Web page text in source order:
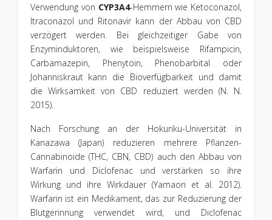
Verwendung von CYP3A4-Hemmern wie Ketoconazol,
Itraconazol und Ritonavir kann der Abbau von CBD
verzögert werden. Bei gleichzeitiger Gabe von
Enzyminduktoren, wie beispielsweise Rifampicin,
Carbamazepin, Phenytoin, Phenobarbital oder
Johanniskraut kann die Bioverfügbarkeit und damit
die Wirksamkeit von CBD reduziert werden (N. N.
2015).
Nach Forschung an der Hokuriku-Universität in
Kanazawa (Japan) reduzieren mehrere Pflanzen-
Cannabinoide (THC, CBN, CBD) auch den Abbau von
Warfarin und Diclofenac und verstärken so ihre
Wirkung und ihre Wirkdauer (Yamaori et al. 2012).
Warfarin ist ein Medikament, das zur Reduzierung der
Blutgerinnung verwendet wird, und Diclofenac